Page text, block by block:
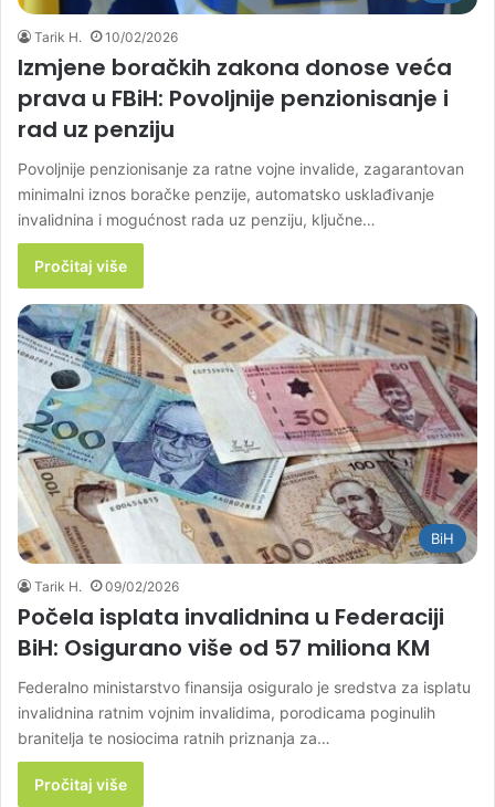
Tarik H. 10/02/2026
Izmjene boračkih zakona donose veća
prava u FBiH: Povoljnije penzionisanje i
rad uz penziju
Povoljnije penzionisanje za ratne vojne invalide, zagarantovan
minimalni iznos boračke penzije, automatsko usklađivanje
invalidnina i mogućnost rada uz penziju, ključne…
Pročitaj više
BiH
Tarik H. 09/02/2026
Počela isplata invalidnina u Federaciji
BiH: Osigurano više od 57 miliona KM
Federalno ministarstvo finansija osiguralo je sredstva za isplatu
invalidnina ratnim vojnim invalidima, porodicama poginulih
branitelja te nosiocima ratnih priznanja za…
Pročitaj više